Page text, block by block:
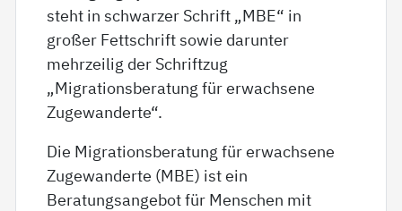
Die Migrationsberatung für erwachsene
Zugewanderte (MBE) ist ein
Beratungsangebot für Menschen mit